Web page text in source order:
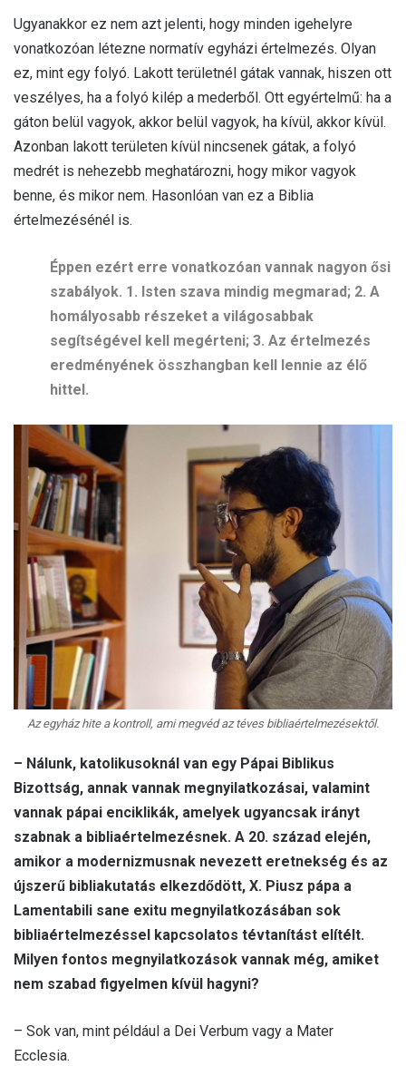
Ugyanakkor ez nem azt jelenti, hogy minden igehelyre
vonatkozóan létezne normatív egyházi értelmezés. Olyan
ez, mint egy folyó. Lakott területnél gátak vannak, hiszen ott
veszélyes, ha a folyó kilép a mederből. Ott egyértelmű: ha a
gáton belül vagyok, akkor belül vagyok, ha kívül, akkor kívül.
Azonban lakott területen kívül nincsenek gátak, a folyó
medrét is nehezebb meghatározni, hogy mikor vagyok
benne, és mikor nem. Hasonlóan van ez a Biblia
értelmezésénél is.
Éppen ezért erre vonatkozóan vannak nagyon ősi
szabályok. 1. Isten szava mindig megmarad; 2. A
homályosabb részeket a világosabbak
segítségével kell megérteni; 3. Az értelmezés
eredményének összhangban kell lennie az élő
hittel.
Az egyház hite a kontroll, ami megvéd az téves bibliaértelmezésektől.
– Nálunk, katolikusoknál van egy Pápai Biblikus
Bizottság, annak vannak megnyilatkozásai, valamint
vannak pápai enciklikák, amelyek ugyancsak irányt
szabnak a bibliaértelmezésnek. A 20. század elején,
amikor a modernizmusnak nevezett eretnekség és az
újszerű bibliakutatás elkezdődött, X. Piusz pápa a
Lamentabili sane exitu megnyilatkozásában sok
bibliaértelmezéssel kapcsolatos tévtanítást elítélt.
Milyen fontos megnyilatkozások vannak még, amiket
nem szabad figyelmen kívül hagyni?
– Sok van, mint például a Dei Verbum vagy a Mater
Ecclesia.